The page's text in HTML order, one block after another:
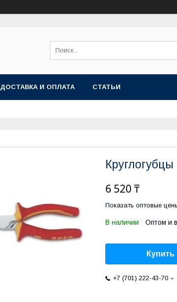
ДОСТАВКА И ОПЛАТА СТАТЬИ
6 520 ₸
Показать оптовые
В наличии Оптом и
Купить
+7 (701) 222-43-70